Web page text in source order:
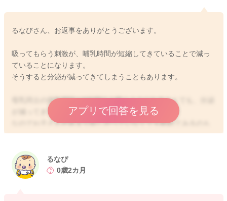
どうぞよろしくお願いします。
2025/9/25 21:34
るなびさん、お返事をありがとうございます。
吸ってもらう刺激が、哺乳時間が短縮してきていることで減っ
ていることになります。
そうすると分泌が減ってきてしまうこともあります。
母乳同士の授乳間隔が6時間以上開くようになることでも、分泌
が減ってきてしまうこともあります。
なのでお子さんがあまり欲しがっていなくても勧めてみるのも
良いかと思いました。
実際のところはわからないのですが、足の裏を刺激する強さが
優しかったりすることもあるかもしれません。足の裏の刺激と
並行して、体をくすぐってみて、しっかりとワーワーと泣か
アプリで回答を見る
るなぴ
0歳2カ月